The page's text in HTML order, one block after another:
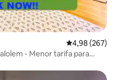
4,98 de uma
4,98 (267)
- Menor tarifa para